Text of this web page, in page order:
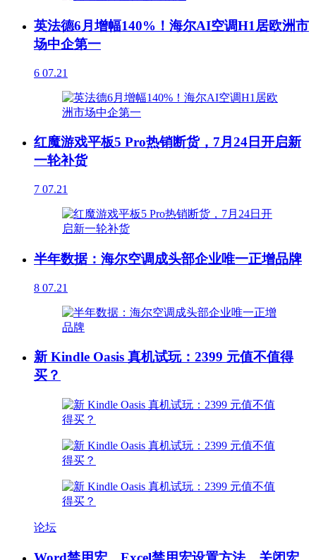
英法德6月增幅140%！海尔AI空调H1居欧洲市
场中企第一
6 07.21
红魔游戏平板5 Pro热销断货，7月24日开启新
一轮补货
7 07.21
半年数据：海尔空调成头部企业唯一正增品牌
8 07.21
新 Kindle Oasis 真机试玩：2399 元值不值得
买？
论坛